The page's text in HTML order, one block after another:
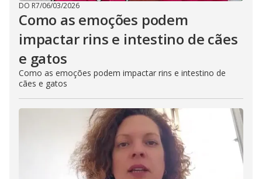
DO R7/06/03/2026
Como as emoções podem
impactar rins e intestino de cães
e gatos
Como as emoções podem impactar rins e intestino de
cães e gatos